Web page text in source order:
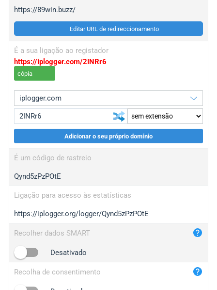
https://89win.buzz/
Editar URL de redireccionamento
É a sua ligação ao registador
https://iplogger.com/2INRr6
cópia
wl.gl
ed.tc
bc.ax
iplogger.com
maper.info
2no.co
yip.su
Adicionar o seu próprio domínio
É um código de rastreio
Qynd5zPzPOtE
Ligação para acesso às estatísticas
https://iplogger.org/logger/Qynd5zPzPOtE
Recolher dados SMART
Desativado
Recolha de consentimento